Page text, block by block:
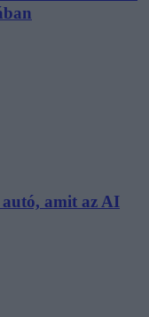
amit az AI